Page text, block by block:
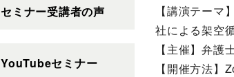
【講演テー
社による架空
【主催】弁護
【開催方法】
セミナー受講者の声
YouTubeセミナー